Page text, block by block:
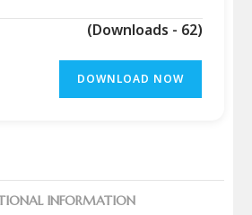
(Downloads - 62)
DOWNLOAD NOW
INFORMATION